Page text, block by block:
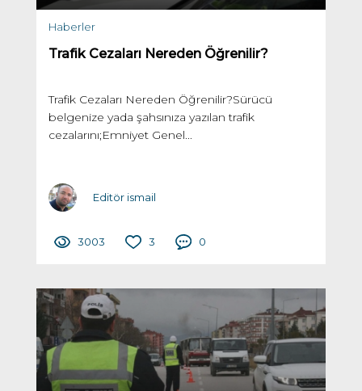
Haberler
Trafik Cezaları Nereden Öğrenilir?
Trafik Cezaları Nereden Öğrenilir?Sürücü
belgenize yada şahsınıza yazılan trafik
cezalarını;Emniyet Genel...
Editör ismail
3003 3 0